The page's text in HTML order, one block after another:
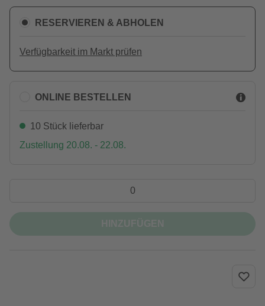
RESERVIEREN & ABHOLEN
Verfügbarkeit im Markt prüfen
ONLINE BESTELLEN
10 Stück lieferbar
Zustellung 20.08. - 22.08.